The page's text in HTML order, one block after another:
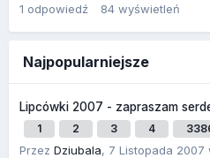
1 odpowiedź 84 wyświetleń
Najpopularniejsze
Lipcówki 2007 - zapraszam
1 2 3 4
Przez Dziubala, 7 Listopada 2007